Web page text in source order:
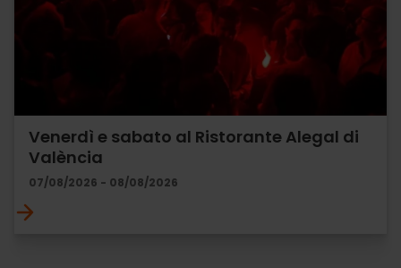
Venerdì e sabato al Ristorante Alegal di
València
07/08/2026 - 08/08/2026